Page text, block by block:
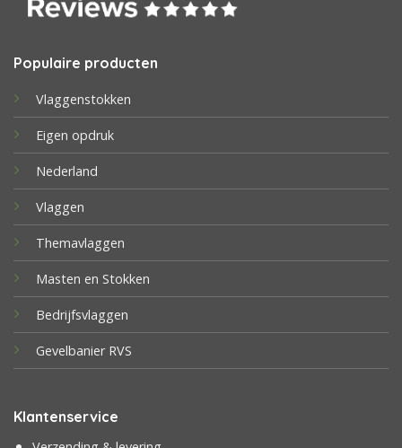
Populaire producten
Vlaggenstokken
Eigen opdruk
Nederland
Vlaggen
Themavlaggen
Masten en Stokken
Bedrijfsvlaggen
Gevelbanier RVS
Klantenservice